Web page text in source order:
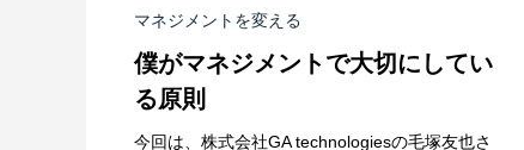
マネジメントを変える
僕がマネジメントで大切にしてい
る原則
今回は、株式会社GA technologiesの毛塚友也さ